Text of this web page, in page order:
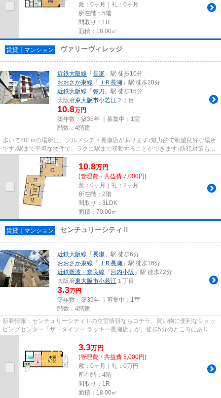
敷：0ヶ月｜礼：0ヶ月
所在階：5階
間取り：1R
面積：18.00㎡
賃貸｜マンション ヴァリーヴィレッジ
近鉄大阪線 「長瀬 」駅 徒歩10分
おおさか東線 「 ＪＲ長瀬 」駅 徒歩20分
近鉄大阪線 「弥刀 」駅 徒歩15分
大阪府東大阪市小若江 ２丁目
10.8万円
築年数：築35年 ｜募集中： 1室
階数：4階建
歩いて281mの場所に、グルメシティ長瀬店があります♪魅力的で眺望良好な場所
です♪駅まで平坦な物件で、ラクに駅まで移動することができます♪防犯対策もバ
ッチリなマンションタイプの物...
10.8万円
(管理費・共益費 7,000円)
敷：0ヶ月｜礼：2ヶ月
所在階：2階
間取り：3LDK
面積：70.00㎡
賃貸｜マンション センチュリーシティⅡ
近鉄大阪線 「長瀬 」駅 徒歩6分
おおさか東線 「 ＪＲ長瀬 」駅 徒歩16分
近鉄難波・奈良線 「河内小阪 」駅 徒歩22分
大阪府東大阪市小若江 １丁目
3.3万円
築年数：築39年 ｜募集中： 1室
階数：4階建
新着情報：センチュリーシティⅡの空室情報ならコチラ。買い物に便利なショッ
ピングセンター「ザ・ダイソー ラッキー長瀬店」が、徒歩5分のところにありま
す。最上階のマンションです。...
3.3万円
(管理費・共益費 5,000円)
敷：0ヶ月｜礼：0万円
所在階：4階
間取り：1R
面積：18.00㎡